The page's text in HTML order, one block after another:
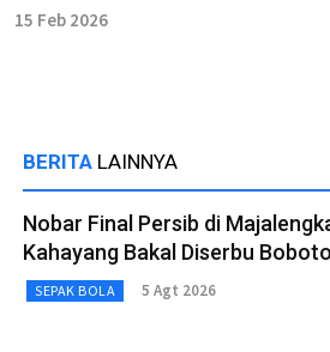
15 Feb 2026
BERITA LAINNYA
Nobar Final Persib di
Kahayang Bakal Diserbu
SEPAK BOLA 5 Agt 2026